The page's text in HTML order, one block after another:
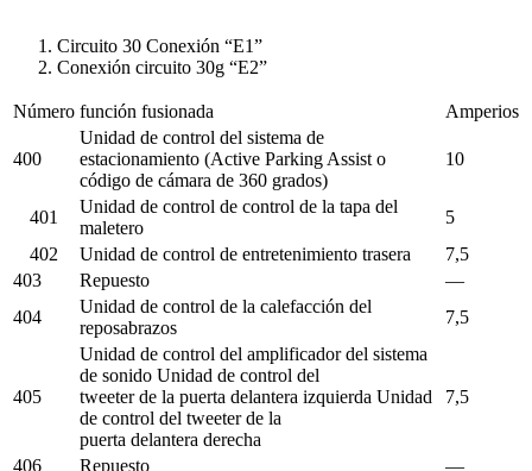
Circuito 30 Conexión “E1”
Conexión circuito 30g “E2”
Número función fusionada Amperios
400
Unidad de control del sistema de
estacionamiento (Active Parking Assist o
código de cámara de 360 ​​grados)
10
401
Unidad de control de control de la tapa del
maletero
5
402
Unidad de control de entretenimiento trasera
7,5
403
Repuesto
—
404
Unidad de control de la calefacción del
reposabrazos
7,5
405
Unidad de control del amplificador del sistema
de sonido Unidad de control del
tweeter de la puerta delantera izquierda Unidad
de control del tweeter de la
puerta delantera derecha
7,5
406 Repuesto
—